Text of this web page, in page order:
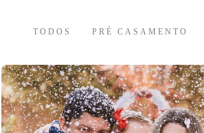
TODOS PRÉ CASAMENTO